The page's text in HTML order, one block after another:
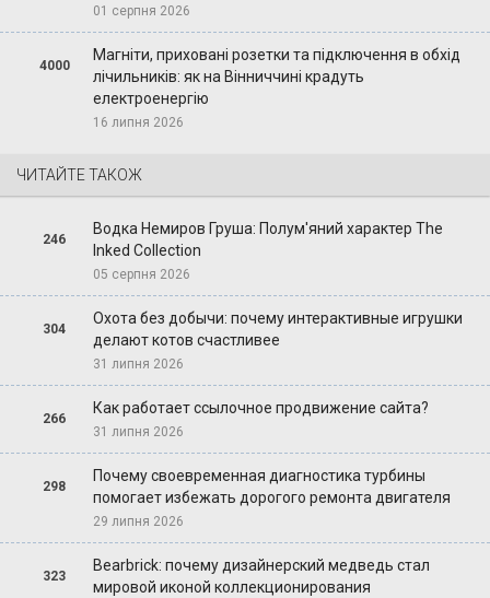
01 серпня 2026
4000
Магніти, приховані розетки та підключення в обхід
лічильників: як на Вінниччині крадуть
електроенергію
16 липня 2026
ЧИТАЙТЕ ТАКОЖ
246
Водка Немиров Груша: Полум'яний характер The
Inked Collection
05 серпня 2026
304
Охота без добычи: почему интерактивные игрушки
делают котов счастливее
31 липня 2026
266
Как работает ссылочное продвижение сайта?
31 липня 2026
298
Почему своевременная диагностика турбины
помогает избежать дорогого ремонта двигателя
29 липня 2026
323
Bearbrick: почему дизайнерский медведь стал
мировой иконой коллекционирования